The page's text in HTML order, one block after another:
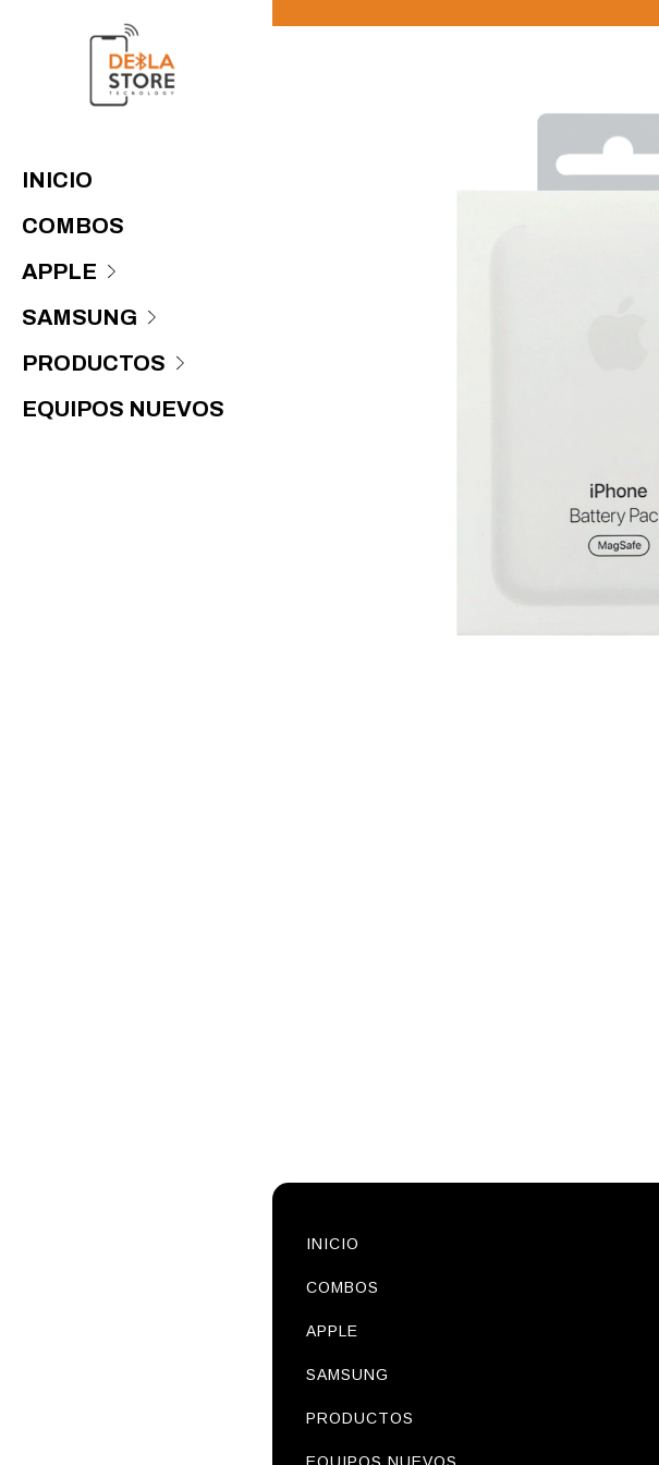
INICIO
COMBOS
APPLE
SAMSUNG
PRODUCTOS
EQUIPOS NUEVOS
INICIO
COMBOS
APPLE
SAMSUNG
PRODUCTOS